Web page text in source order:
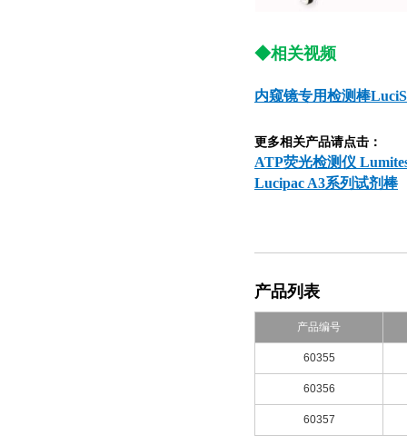
◆相关视频
内窥镜专用检测棒
更多相关产品请点击：
ATP荧光检测仪
Lucipac A3系列试剂棒
产品列表
产品编号
60355
60356
60357